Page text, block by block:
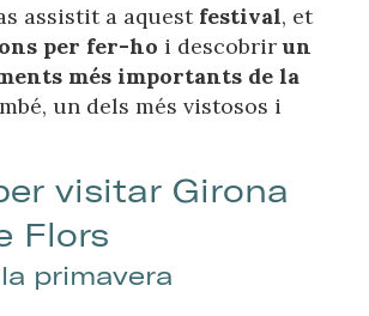
assistit a aquest festival, et
per fer-ho i descobrirun
més importants de la
un dels més vistosos i
visitar Girona
Flors
primavera